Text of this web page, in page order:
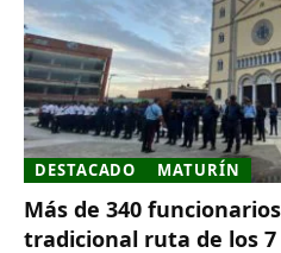
DESTACADO MATURÍN
Más de 340
tradicional ruta de los